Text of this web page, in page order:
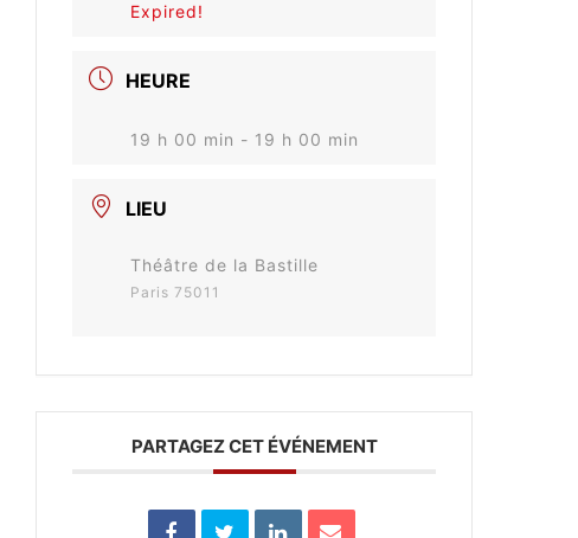
Expired!
HEURE
19 h 00 min - 19 h 00 min
LIEU
Théâtre de la Bastille
Paris 75011
PARTAGEZ CET ÉVÉNEMENT